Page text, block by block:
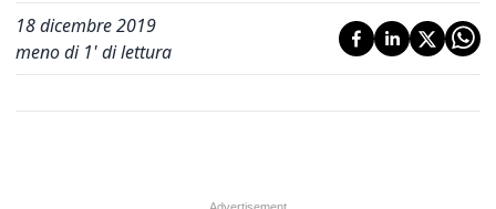
18 dicembre 2019
meno di 1' di lettura